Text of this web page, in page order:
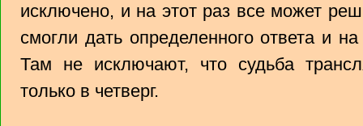
исключено, и на этот раз все может
смогли дать определенного ответа и
Там не исключают, что судьба
только в четверг.